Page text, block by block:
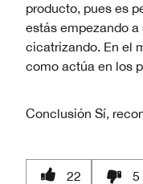
producto, pues es
estás empezando a
cicatrizando. En el
como actúa en los
Conclusión Sí,
22 5